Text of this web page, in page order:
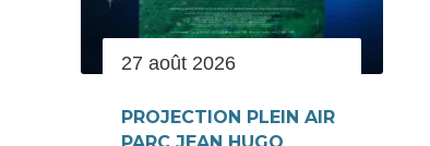
27 août 2026
PROJECTION PLEIN AIR
PARC JEAN HUGO